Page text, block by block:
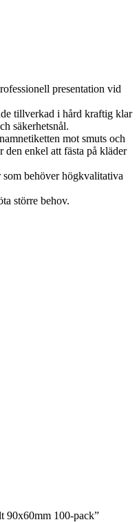
presentation vid
tillverkad i hård kraftig klar
säkerhetsnål.
mot smuts och
den enkel att fästa på kläder
behöver högkvalitativa
större behov.
90x60mm 100-pack”